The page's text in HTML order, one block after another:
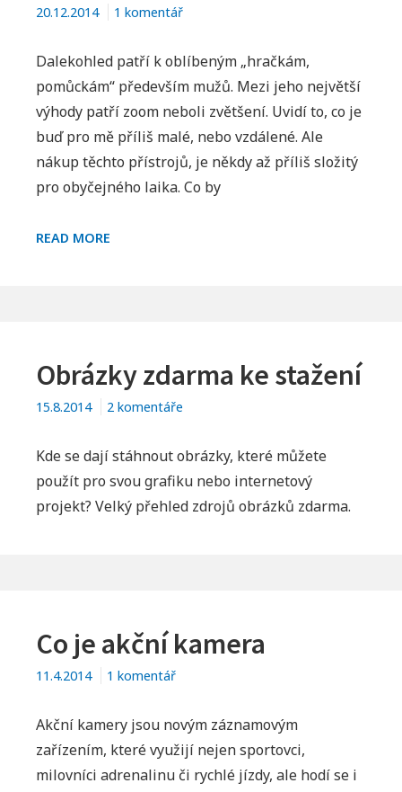
20.12.2014 1 komentářu
s
názvem
dalekohled
Dalekohled patří k oblíbeným „hračkám,
pomůckám“ především mužů. Mezi jeho největší
výhody patří zoom neboli zvětšení. Uvidí to, co je
buď pro mě příliš malé, nebo vzdálené. Ale
nákup těchto přístrojů, je někdy až příliš složitý
pro obyčejného laika. Co by
READ MORE
Obrázky zdarma ke stažení
15.8.2014 2 komentáře
s
názvem
Obrázky
zdarma
Kde se dají stáhnout obrázky, které můžete
použít pro svou grafiku nebo internetový
projekt? Velký přehled zdrojů obrázků zdarma.
Co je akční kamera
11.4.2014 1 komentářu
s
názvem
Co
Akční kamery jsou novým záznamovým
zařízením, které využijí nejen sportovci,
milovníci adrenalinu či rychlé jízdy, ale hodí se i